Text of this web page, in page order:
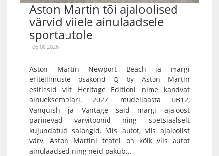
Aston Martin tõi ajaloolised
värvid viiele ainulaadsele
sportautole
06.08.2026
Aston Martin Newport Beach ja margi
eritellimuste osakond Q by Aston Martin
esitlesid viit Heritage Editioni nime kandvat
ainueksemplari. 2027. mudeliaasta DB12,
Vanquish ja Vantage said margi ajaloost
pärinevad värvitoonid ning spetsiaalselt
kujundatud salongid. Viis autot, viis ajaloolist
värvi Aston Martini teatel on kõik viis autot
ainulaadsed ning neid pakub...